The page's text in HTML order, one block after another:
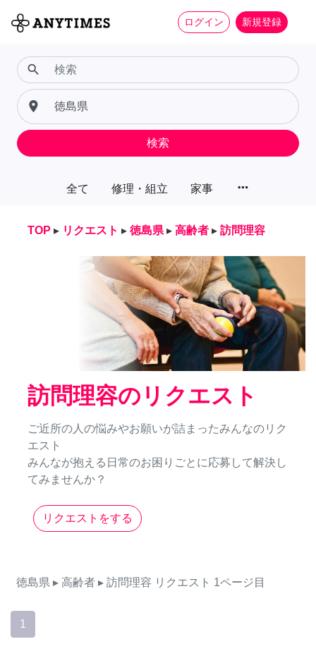
ログイン 新規登録
全て 修理・組立 家事 more_horiz
search
place
検索
TOP ▸ リクエスト ▸ 徳島県 ▸ 高齢者 ▸ 訪問理容
訪問理容のリクエスト
ご近所の人の悩みやお願いが詰まったみんなのリク
エスト
みんなが抱える日常のお困りごとに応募して解決し
てみませんか？
リクエストをする
徳島県 ▸ 高齢者 ▸ 訪問理容 リクエスト 1ページ目
1